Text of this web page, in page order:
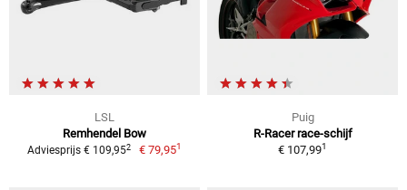
LSL
Remhendel Bow
Adviesprijs € 109,952 € 79,951
Puig
R-Racer race-schijf
€ 107,991